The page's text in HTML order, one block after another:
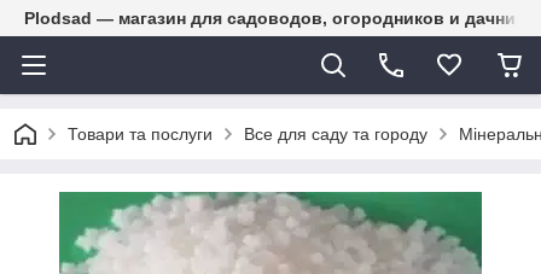
Plodsad — магазин для садоводов, огородников и
Товари та послуги Все для саду та городу